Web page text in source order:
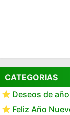
CATEGORIAS
Deseos de
Feliz Año